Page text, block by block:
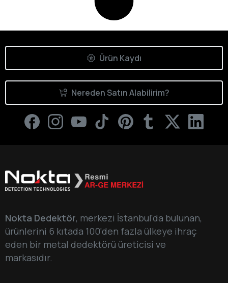
Ürün Kaydı
Nereden Satın Alabilirim?
Nokta Dedektör, merkezi İstanbul'da bulunan,
ürünlerini 6 kıtada 100'den fazla ülkeye ihraç
eden bir metal dedektörü üreticisi ve
markasıdır.